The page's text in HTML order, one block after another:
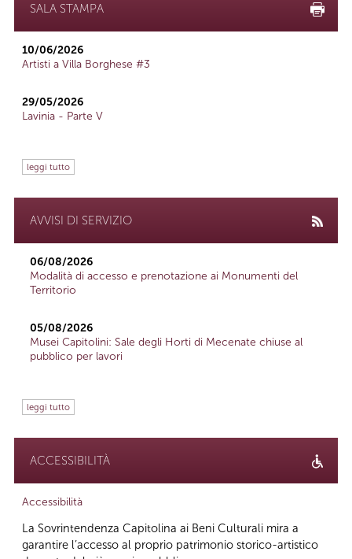
SALA STAMPA
10/06/2026
Artisti a Villa Borghese #3
29/05/2026
Lavinia - Parte V
leggi tutto
AVVISI DI SERVIZIO
06/08/2026
Modalità di accesso e prenotazione ai Monumenti del
Territorio
05/08/2026
Musei Capitolini: Sale degli Horti di Mecenate chiuse al
pubblico per lavori
leggi tutto
ACCESSIBILITÀ
Accessibilità
La Sovrintendenza Capitolina ai Beni Culturali mira a
garantire l’accesso al proprio patrimonio storico-artistico